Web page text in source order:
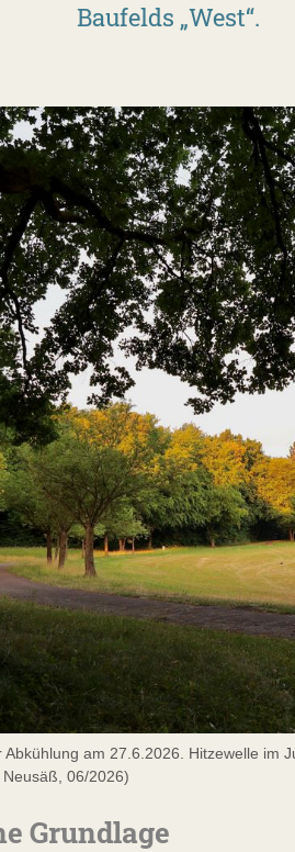
Baufelds „West“.
am 27.6.2026. Hitzewelle im
06/2026)
Grundlage